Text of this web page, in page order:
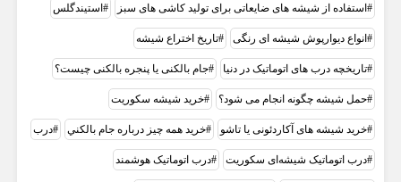
استفاده از شیشه های ضایعاتی برای تولید کاشی های سبز استیندگلس
انواع دیوارپوش شیشه ای رنگی تاریخ اختراع شیشه
تاریخچه درب های اتوماتیک در دنیا جام بالکنی یا پنجره بالکنی چیست؟
حمل شیشه چگونه انجام می شود؟ خرید شیشه سکوریت
خرید شیشه های آکاردئونی یا تاشو خرید همه چيز درباره جام بالکني درب
درب اتوماتیک شیشه‌ای سکوریت درب اتوماتیک هوشمند